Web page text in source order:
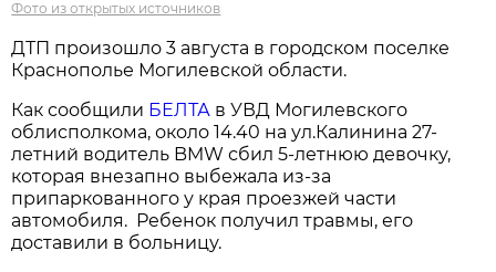
Фото из открытых источников
ДТП произошло 3 августа в городском поселке
Краснополье Могилевской области.
Как сообщили БЕЛТА в УВД Могилевского
облисполкома, около 14.40 на ул.Калинина 27-
летний водитель BMW сбил 5-летнюю девочку,
которая внезапно выбежала из-за
припаркованного у края проезжей части
автомобиля. Ребенок получил травмы, его
доставили в больницу.